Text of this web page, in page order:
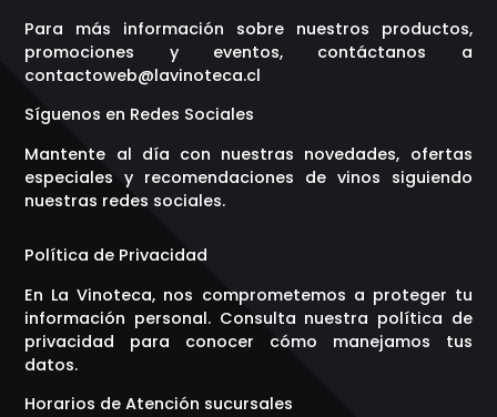
Para más información sobre nuestros productos,
promociones y eventos, contáctanos a
contactoweb@lavinoteca.cl
Síguenos en Redes Sociales
Mantente al día con nuestras novedades, ofertas
especiales y recomendaciones de vinos siguiendo
nuestras redes sociales.
Política de Privacidad
En La Vinoteca, nos comprometemos a proteger tu
información personal. Consulta nuestra política de
privacidad para conocer cómo manejamos tus
datos.
Horarios de Atención sucursales